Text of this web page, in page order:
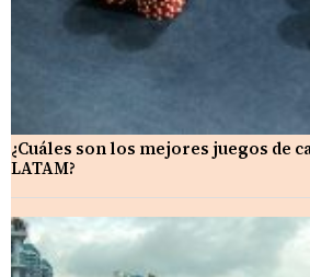
¿Cuáles son los mejores juegos de
LATAM?